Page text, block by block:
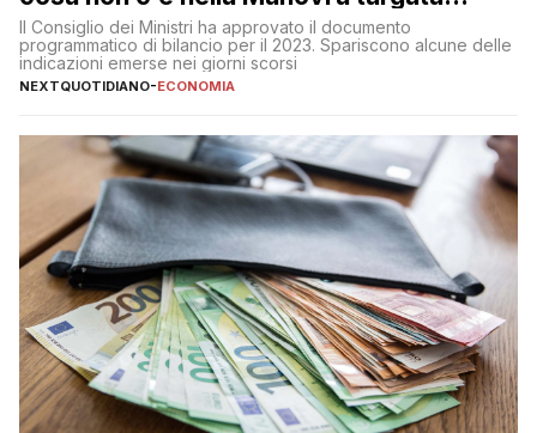
Meloni
Il Consiglio dei Ministri ha approvato il documento
programmatico di bilancio per il 2023. Spariscono alcune delle
indicazioni emerse nei giorni scorsi
NEXTQUOTIDIANO-ECONOMIA